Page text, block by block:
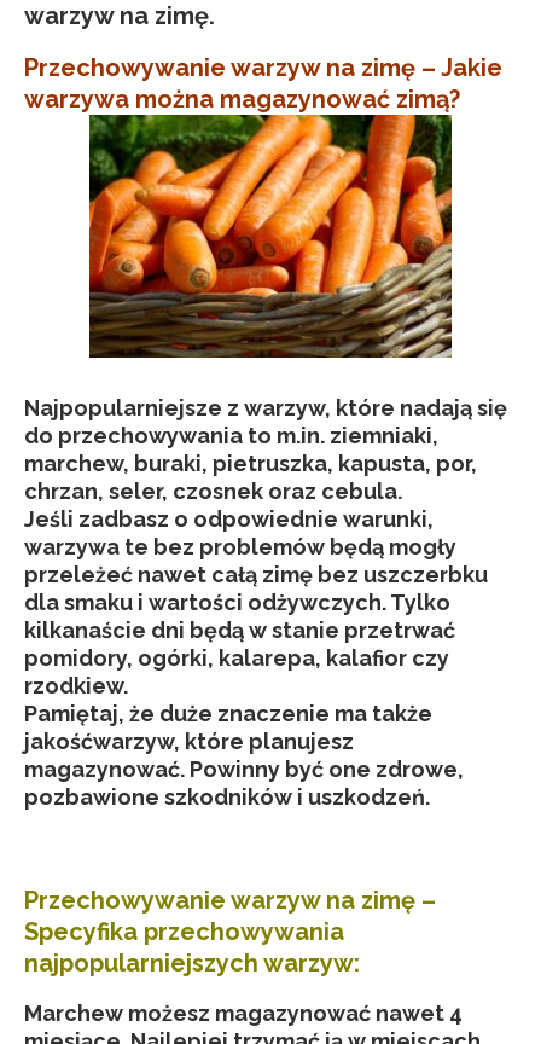
warzyw na zimę.
Przechowywanie warzyw na zimę – Jakie
warzywa można magazynować zimą?
Najpopularniejsze z warzyw, które nadają się
do przechowywania to m.in. ziemniaki,
marchew, buraki, pietruszka, kapusta, por,
chrzan, seler, czosnek oraz cebula.
Jeśli zadbasz o odpowiednie warunki,
warzywa te bez problemów będą mogły
przeleżeć nawet całą zimę bez uszczerbku
dla smaku i wartości odżywczych. Tylko
kilkanaście dni będą w stanie przetrwać
pomidory, ogórki, kalarepa, kalafior czy
rzodkiew.
Pamiętaj, że duże znaczenie ma także
jakośćwarzyw, które planujesz
magazynować. Powinny być one zdrowe,
pozbawione szkodników i uszkodzeń.
Przechowywanie warzyw na zimę –
Specyfika przechowywania
najpopularniejszych warzyw:
Marchew możesz magazynować nawet 4